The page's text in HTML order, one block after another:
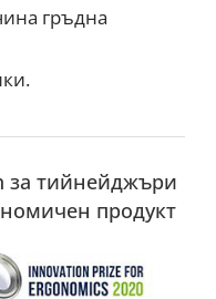
гръдна
за тийнейджъри
продукт